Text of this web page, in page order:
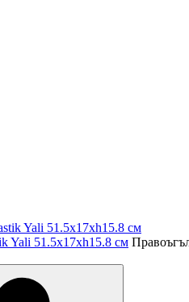
Yali 51.5x17xh15.8 см